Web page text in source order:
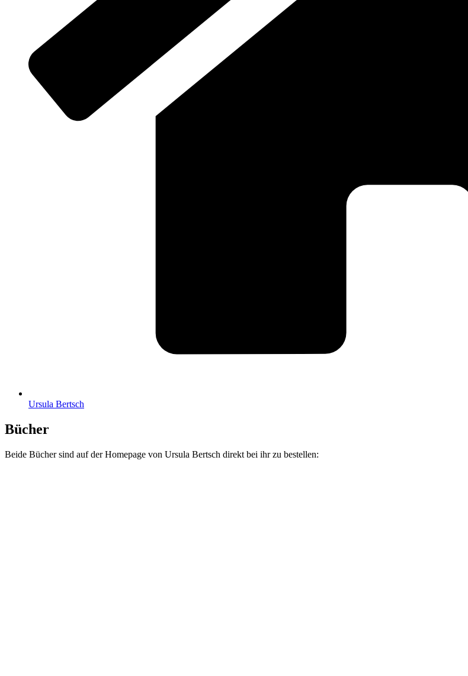
Ursu­la Bertsch
Bücher
Bei­de Bücher sind auf der Home­page von Ursu­la Bertsch direkt bei ihr zu bestellen: